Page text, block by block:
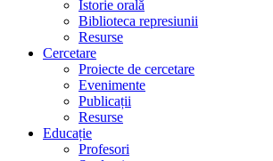
Istorie orală
Biblioteca represiunii
Resurse
Cercetare
Proiecte de cercetare
Evenimente
Publicații
Resurse
Educație
Profesori